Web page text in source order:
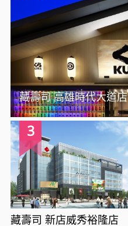
藏壽司 高雄時代大道店
3
藏壽司 新店威秀裕隆店